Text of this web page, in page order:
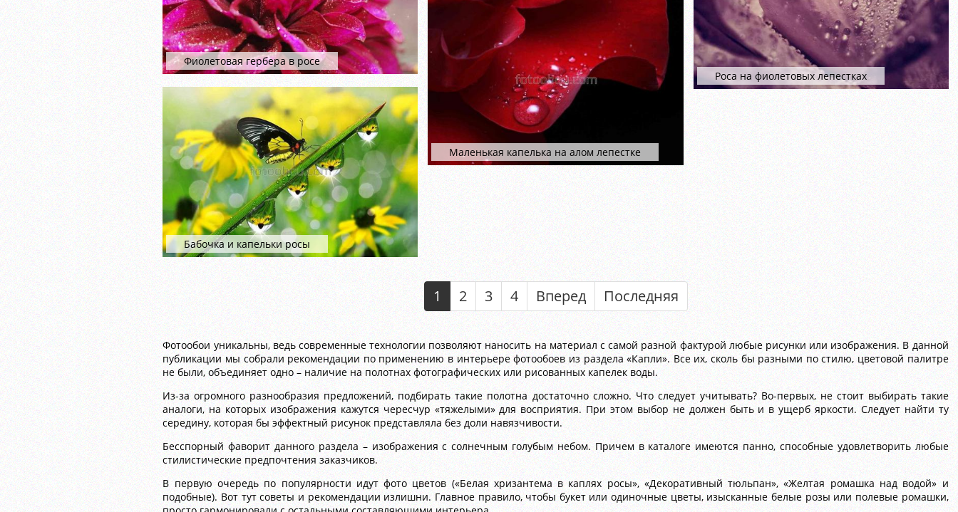
Фиолетовая гербера в росе
Бабочка и капельки росы
Маленькая капелька на алом лепестке
Роса на фиолетовых лепестках
1 2 3 4 Вперед Последняя
Фотообои уникальны, ведь современные технологии позволяют наносить на материал с самой разной фактурой любые рисунки или изображения. В данной
публикации мы собрали рекомендации по применению в интерьере фотообоев из раздела «Капли». Все их, сколь бы разными по стилю, цветовой палитре
не были, объединяет одно – наличие на полотнах фотографических или рисованных капелек воды.
Из-за огромного разнообразия предложений, подбирать такие полотна достаточно сложно. Что следует учитывать? Во-первых, не стоит выбирать такие
аналоги, на которых изображения кажутся чересчур «тяжелыми» для восприятия. При этом выбор не должен быть и в ущерб яркости. Следует найти ту
середину, которая бы эффектный рисунок представляла без доли навязчивости.
Бесспорный фаворит данного раздела – изображения с солнечным голубым небом. Причем в каталоге имеются панно, способные удовлетворить любые
стилистические предпочтения заказчиков.
В первую очередь по популярности идут фото цветов («Белая хризантема в каплях росы», «Декоративный тюльпан», «Желтая ромашка над водой» и
подобные). Вот тут советы и рекомендации излишни. Главное правило, чтобы букет или одиночные цветы, изысканные белые розы или полевые ромашки,